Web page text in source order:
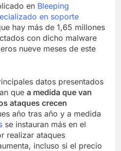
en Bleeping
en soporte
hay más de 1,65 millones
con dicho malware
nueve meses de este
datos presentados
que a medida que van
ataques crecen
año tras año y a medida
se instauran más en el
realizar ataques
incluso si el precio